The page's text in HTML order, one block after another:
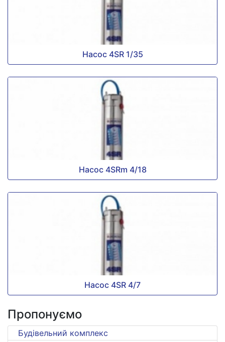
Насос 4SR 1/35
Насос 4SRm 4/18
Насос 4SR 4/7
Пропонуємо
Будівельний комплекс